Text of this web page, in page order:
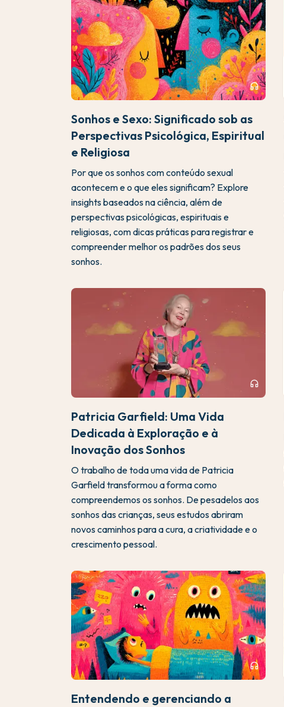
headphones
Sonhos e Sexo: Significado sob as
Perspectivas Psicológica, Espiritual
e Religiosa
Por que os sonhos com conteúdo sexual
acontecem e o que eles significam? Explore
insights baseados na ciência, além de
perspectivas psicológicas, espirituais e
religiosas, com dicas práticas para registrar e
compreender melhor os padrões dos seus
sonhos.
headphones
Patricia Garfield: Uma Vida
Dedicada à Exploração e à
Inovação dos Sonhos
O trabalho de toda uma vida de Patricia
Garfield transformou a forma como
compreendemos os sonhos. De pesadelos aos
sonhos das crianças, seus estudos abriram
novos caminhos para a cura, a criatividade e o
crescimento pessoal.
headphones
Entendendo e gerenciando a